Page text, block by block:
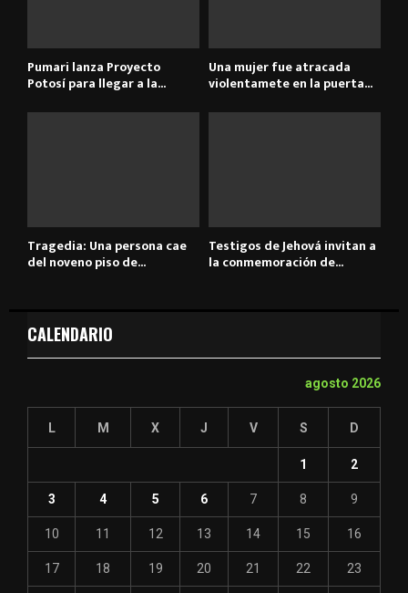
Pumari lanza Proyecto
Potosí para llegar a la...
Una mujer fue atracada
violentamete en la puerta...
Tragedia: Una persona cae
del noveno piso de...
Testigos de Jehová invitan a
la conmemoración de...
CALENDARIO
agosto 2026
L M X J V S D
1 2
3 4 5 6 7 8 9
10 11 12 13 14 15 16
17 18 19 20 21 22 23